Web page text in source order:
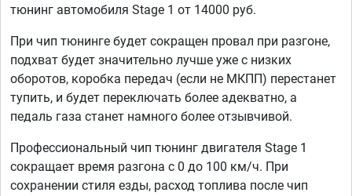
тюнинг автомобиля Stage 1 от 14000 руб.
При чип тюнинге будет сокращен провал при разгоне,
подхват будет значительно лучше уже с низких
оборотов, коробка передач (если не МКПП) перестанет
тупить, и будет переключать более адекватно, а
педаль газа станет намного более отзывчивой.
Профессиональный чип тюнинг двигателя Stage 1
сокращает время разгона с 0 до 100 км/ч. При
сохранении стиля езды, расход топлива после чип